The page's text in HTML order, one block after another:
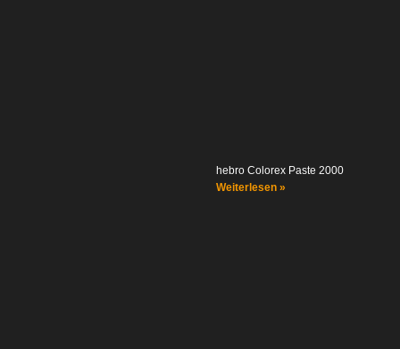
hebro Colorex Paste 2000
Weiterlesen »